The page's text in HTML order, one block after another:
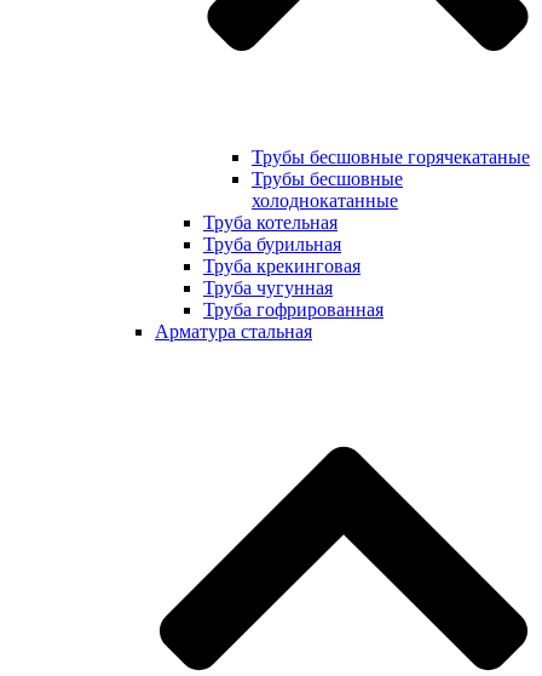
Трубы бесшовные горячекатаные
Трубы бесшовные
холоднокатанные
Труба котельная
Труба бурильная
Труба крекинговая
Труба чугунная
Труба гофрированная
Арматура стальная